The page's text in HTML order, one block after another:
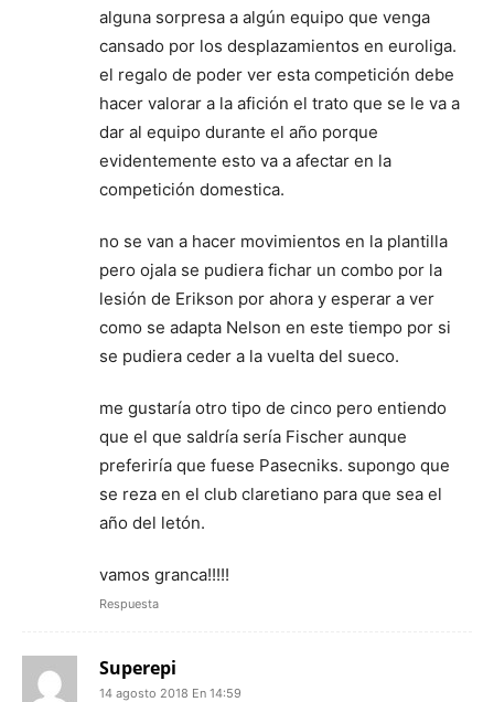
alguna sorpresa a algún equipo que venga
cansado por los desplazamientos en euroliga.
el regalo de poder ver esta competición debe
hacer valorar a la afición el trato que se le va a
dar al equipo durante el año porque
evidentemente esto va a afectar en la
competición domestica.
no se van a hacer movimientos en la plantilla
pero ojala se pudiera fichar un combo por la
lesión de Erikson por ahora y esperar a ver
como se adapta Nelson en este tiempo por si
se pudiera ceder a la vuelta del sueco.
me gustaría otro tipo de cinco pero entiendo
que el que saldría sería Fischer aunque
preferiría que fuese Pasecniks. supongo que
se reza en el club claretiano para que sea el
año del letón.
vamos granca!!!!!
Respuesta
Superepi
14 agosto 2018 En 14:59